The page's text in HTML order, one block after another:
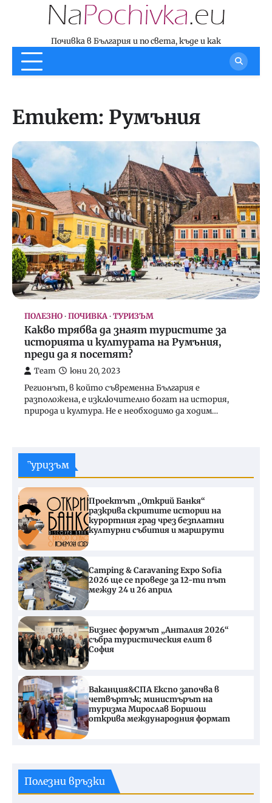
Почивка в България и по света, къде и как
Етикет: Румъния
ПОЛЕЗНО ПОЧИВКА ТУРИЗЪМ
Какво трябва да знаят туристите за
историята и културата на Румъния,
преди да я посетят?
Team юни 20, 2023
Регионът, в който съвременна България е
разположена, е изключително богат на история,
природа и култура. Не е необходимо да ходим…
Туризъм
Проектът „Открий Банкя“
разкрива скритите истории на
курортния град чрез безплатни
културни събития и маршрути
Camping & Caravaning Expo Sofia
2026 ще се проведе за 12-ти път
между 24 и 26 април
Бизнес форумът „Анталия 2026“
събра туристическия елит в
София
Ваканция&СПА Експо започва в
четвъртък; министърът на
туризма Мирослав Боршош
открива международния формат
Полезни връзки